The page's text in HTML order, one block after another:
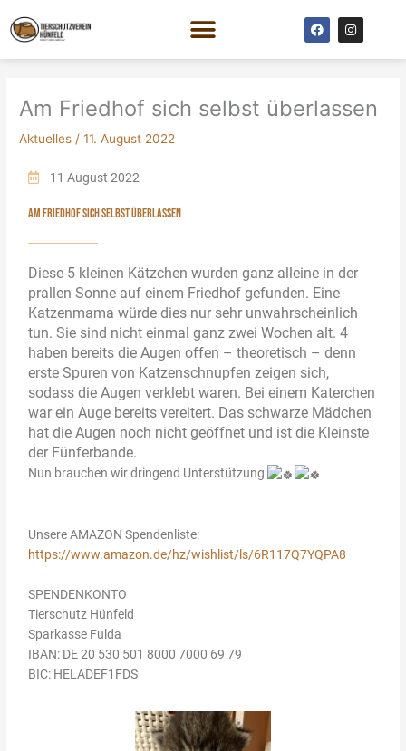
Inhalt
F
a
c
e
o
k
I
n
s
t
a
Am Friedhof sich selbst überlassen
Aktuelles /11. August 2022
11 August 2022
AM FRIEDHOF SICH SELBST ÜBERLASSEN
Diese 5 kleinen Kätzchen wurden ganz alleine in der
prallen Sonne auf einem Friedhof gefunden. Eine
Katzenmama würde dies nur sehr unwahrscheinlich
tun. Sie sind nicht einmal ganz zwei Wochen alt. 4
haben bereits die Augen offen – theoretisch – denn
erste Spuren von Katzenschnupfen zeigen sich,
sodass die Augen verklebt waren. Bei einem Katerchen
war ein Auge bereits vereitert. Das schwarze Mädchen
hat die Augen noch nicht geöffnet und ist die Kleinste
der Fünferbande.
Nun brauchen wir dringend Unterstützung
Unsere AMAZON Spendenliste:
https://www.amazon.de/hz/wishlist/ls/6R117Q7YQPA8
SPENDENKONTO
Tierschutz Hünfeld
Sparkasse Fulda
IBAN: DE 20 530 501 8000 7000 69 79
BIC: HELADEF1FDS